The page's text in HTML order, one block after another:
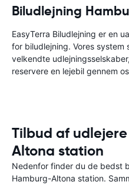
Biludlejning
EasyTerra Biludlejning er en
for biludlejning. Vores system
velkendte
reservere en lejebil gennem
Tilbud af
Altona station
Nedenfor finder du de bedst
Hamburg-Altona station.